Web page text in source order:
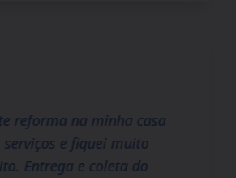
reforma na minha casa
serviços e fiquei muito
Entrega e coleta do